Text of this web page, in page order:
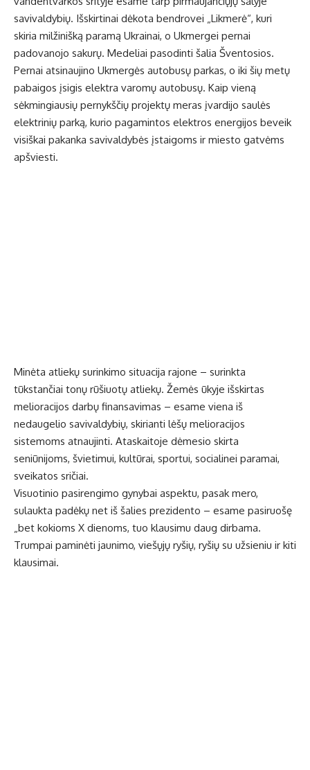
savivaldybių. Išskirtinai dėkota bendrovei „Likmerė“, kuri
skiria milžinišką paramą Ukrainai, o Ukmergei pernai
padovanojo sakurų. Medeliai pasodinti šalia Šventosios.
Pernai atsinaujino Ukmergės autobusų parkas, o iki šių metų
pabaigos įsigis elektra varomų autobusų. Kaip vieną
sėkmingiausių pernykščių projektų meras įvardijo saulės
elektrinių parką, kurio pagamintos elektros energijos beveik
visiškai pakanka savivaldybės įstaigoms ir miesto gatvėms
apšviesti.
Minėta atliekų surinkimo situacija rajone – surinkta
tūkstančiai tonų rūšiuotų atliekų. Žemės ūkyje išskirtas
melioracijos darbų finansavimas – esame viena iš
nedaugelio savivaldybių, skirianti lėšų melioracijos
sistemoms atnaujinti. Ataskaitoje dėmesio skirta
seniūnijoms, švietimui, kultūrai, sportui, socialinei paramai,
sveikatos sričiai.
Visuotinio pasirengimo gynybai aspektu, pasak mero,
sulaukta padėkų net iš šalies prezidento – esame pasiruošę
„bet kokioms X dienoms, tuo klausimu daug dirbama.
Trumpai paminėti jaunimo, viešųjų ryšių, ryšių su užsieniu ir kiti
klausimai.